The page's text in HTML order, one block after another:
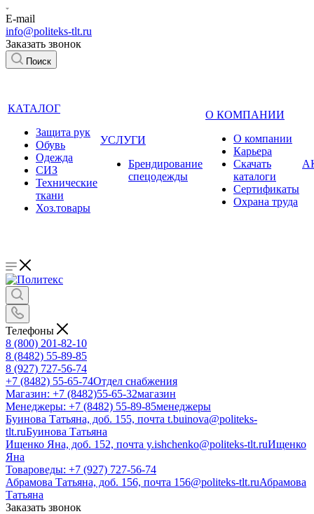
E-mail
info@politeks-tlt.ru
Заказать звонок
Поиск
КАТАЛОГ
Защита рук
Обувь
Одежда
СИЗ
Технические
ткани
Хоз.товары
УСЛУГИ
Брендирование
спецодежды
О КОМПАНИИ
О компании
Карьера
Cкачать
каталоги
Сертификаты
Охрана труда
Телефоны
8 (800) 201-82-10
8 (8482) 55-89-85
8 (927) 727-56-74
+7 (8482) 55-65-74Отдел снабжения
Магазин: +7 (8482)55-65-32магазин
Менеджеры: +7 (8482) 55-89-85менеджеры
Буинова Татьяна, доб. 155, почта t.buinova@politeks-
tlt.ruБуинова Татьяна
Ищенко Яна, доб. 152, почта y.ishchenko@politeks-tlt.ruИщенко
Яна
Товароведы: +7 (927) 727-56-74
Абрамова Татьяна, доб. 156, почта 156@politeks-tlt.ruАбрамова
Татьяна
Заказать звонок